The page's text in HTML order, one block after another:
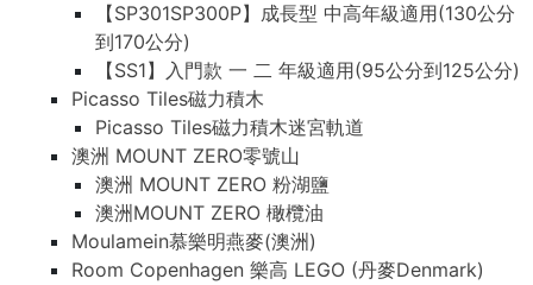
【SP301SP300P】成長型 中高年級適用(130公分
到170公分)
【SS1】入門款 一 二 年級適用(95公分到125公分)
Picasso Tiles磁力積木
Picasso Tiles磁力積木迷宮軌道
澳洲 MOUNT ZERO零號山
澳洲 MOUNT ZERO 粉湖鹽
澳洲MOUNT ZERO 橄欖油
Moulamein慕樂明燕麥(澳洲)
Room Copenhagen 樂高 LEGO (丹麥Denmark)